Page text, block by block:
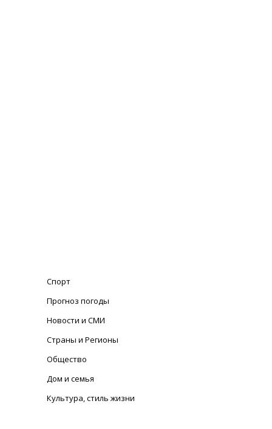
Спорт
Прогноз погоды
Новости и СМИ
Страны и Регионы
Общество
Дом и семья
Культура, стиль жизни